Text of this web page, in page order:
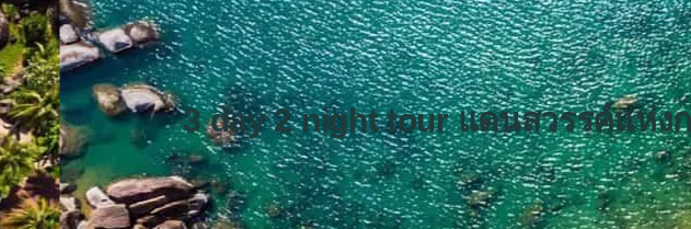
3 day 2 night tour แดนสวรรค์แห่ง